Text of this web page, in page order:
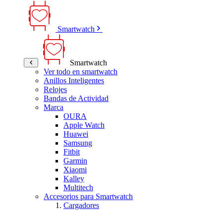
Smartwatch
Smartwatch
Ver todo en smartwatch
Anillos Inteligentes
Relojes
Bandas de Actividad
Marca
OURA
Apple Watch
Huawei
Samsung
Fitbit
Garmin
Xiaomi
Kalley
Multitech
Accesorios para Smartwatch
Cargadores